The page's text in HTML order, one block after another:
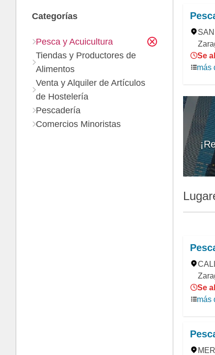
Se
más
Se
más
Categorías
Pesca y Acuicultura
Tiendas y Productores de
Alimentos
Venta y Alquiler de Artículos
de Hostelería
Pescadería
Comercios Minoristas